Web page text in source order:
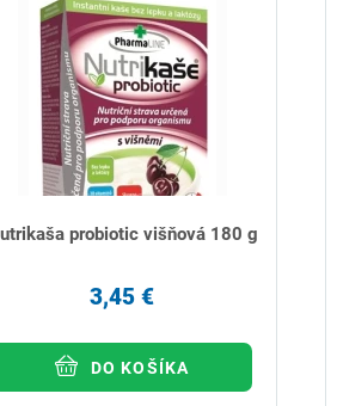
probiotic višňová 180 g
3,45 €
DO KOŠÍKA